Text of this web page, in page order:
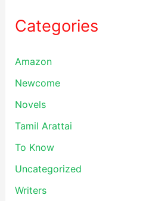
Categories
Amazon
Newcome
Novels
Tamil Arattai
To Know
Uncategorized
Writers